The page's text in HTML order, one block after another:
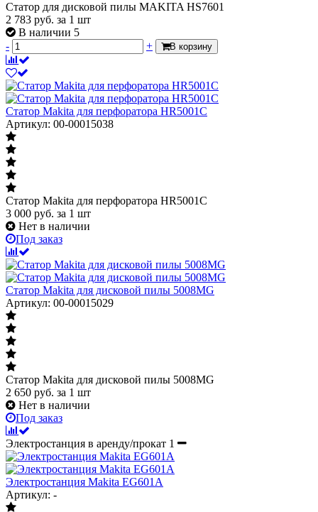
Статор для дисковой пилы MAKITA HS7601
2 783 руб. за 1 шт
В наличии 5
-
+ В корзину
Статор Makita для перфоратора HR5001С
Артикул: 00-00015038
Статор Makita для перфоратора HR5001С
3 000 руб. за 1 шт
Нет в наличии
Под заказ
Статор Makita для дисковой пилы 5008MG
Артикул: 00-00015029
Статор Makita для дисковой пилы 5008MG
2 650 руб. за 1 шт
Нет в наличии
Под заказ
Электростанция в аренду/прокат 1
Электростанция Makita EG601A
Артикул: -